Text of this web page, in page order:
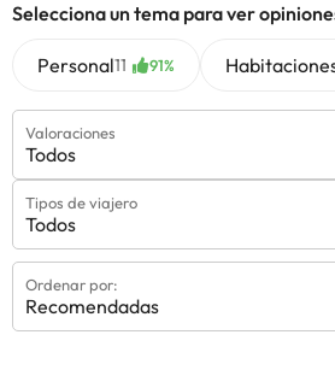
Selecciona un tema para ver
Personal11 91%
Valoraciones
Todos
Tipos de viajero
Todos
Ordenar por:
Recomendadas